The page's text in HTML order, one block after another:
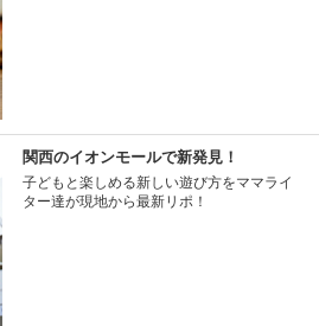
関西のイオンモールで新発見！
子どもと楽しめる新しい遊び方をママライ
ター達が現地から最新リポ！